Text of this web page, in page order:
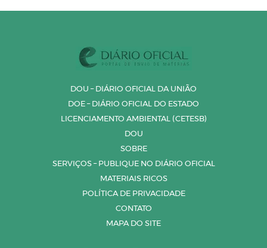
DOU – DIÁRIO OFICIAL DA UNIÃO
DOE – DIÁRIO OFICIAL DO ESTADO
LICENCIAMENTO AMBIENTAL (CETESB)
DOU
SOBRE
SERVIÇOS – PUBLIQUE NO DIÁRIO OFICIAL
MATERIAIS RICOS
POLÍTICA DE PRIVACIDADE
CONTATO
MAPA DO SITE